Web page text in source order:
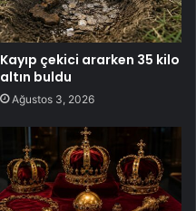
Kayıp çekici ararken 35 kilo
altın buldu
Ağustos 3, 2026